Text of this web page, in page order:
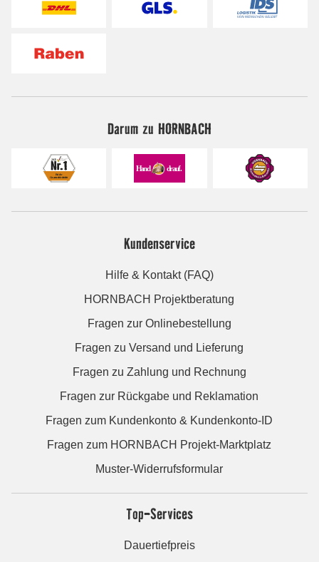
Darum zu HORNBACH
Kundenservice
Hilfe & Kontakt (FAQ)
HORNBACH Projektberatung
Fragen zur Onlinebestellung
Fragen zu Versand und Lieferung
Fragen zu Zahlung und Rechnung
Fragen zur Rückgabe und Reklamation
Fragen zum Kundenkonto & Kundenkonto-ID
Fragen zum HORNBACH Projekt-Marktplatz
Muster-Widerrufsformular
Top-Services
Dauertiefpreis